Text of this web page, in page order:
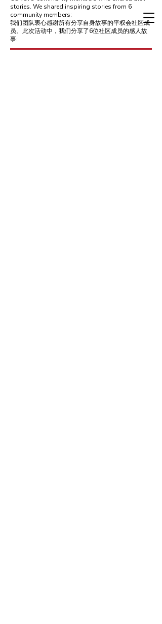
stories. We shared inspiring stories from 6
community members:
我们团队衷心感谢所有分享自身故事的平权会社区成
员。此次活动中，我们分享了6位社区成员的感人故
事: